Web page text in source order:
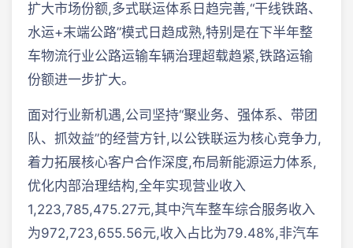
扩大市场份额,多式联运体系日趋完善,“干线铁路、
水运+末端公路”模式日趋成熟,特别是在下半年整
车物流行业公路运输车辆治理超载趋紧,铁路运输
份额进一步扩大。
面对行业新机遇,公司坚持“聚业务、强体系、带团
队、抓效益”的经营方针,以公铁联运为核心竞争力,
着力拓展核心客户合作深度,布局新能源运力体系,
优化内部治理结构,全年实现营业收入
1,223,785,475.27元,其中汽车整车综合服务收入
为972,723,655.56元,收入占比为79.48%,非汽车